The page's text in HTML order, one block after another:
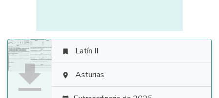

 Latín II
 Asturias